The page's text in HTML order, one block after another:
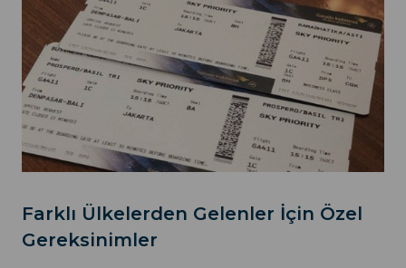
Farklı Ülkelerden Gelenler İçin Özel
Gereksinimler